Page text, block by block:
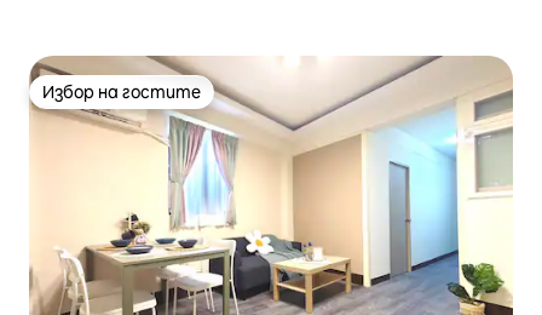
Избор на гостите
Избор на гостите